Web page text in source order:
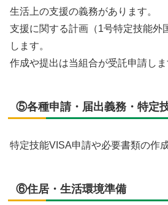
生活上の支援の義務があります。
支援に関する計画（1号特定技能外
します。
作成や提出は当組合が受託申請しま
⑤各種申請・届出義務・特定
特定技能VISA申請や必要書類の作
⑥住居・生活環境準備